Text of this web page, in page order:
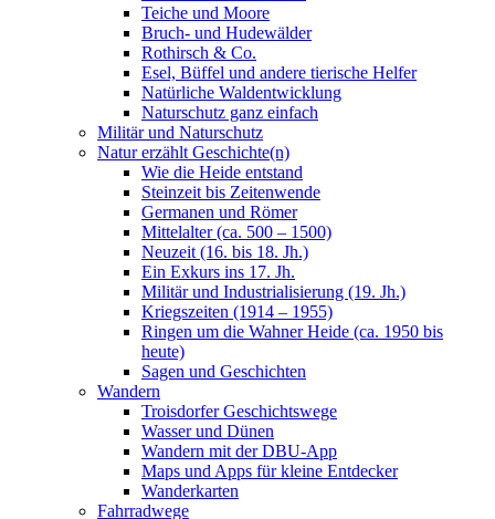
Teiche und Moore
Bruch- und Hudewälder
Rothirsch & Co.
Esel, Büffel und andere tierische Helfer
Natürliche Waldentwicklung
Naturschutz ganz einfach
Militär und Naturschutz
Natur erzählt Geschichte(n)
Wie die Heide entstand
Steinzeit bis Zeitenwende
Germanen und Römer
Mittelalter (ca. 500 – 1500)
Neuzeit (16. bis 18. Jh.)
Ein Exkurs ins 17. Jh.
Militär und Industrialisierung (19. Jh.)
Kriegszeiten (1914 – 1955)
Ringen um die Wahner Heide (ca. 1950 bis
heute)
Sagen und Geschichten
Wandern
Troisdorfer Geschichtswege
Wasser und Dünen
Wandern mit der DBU-App
Maps und Apps für kleine Entdecker
Wanderkarten
Fahrradwege